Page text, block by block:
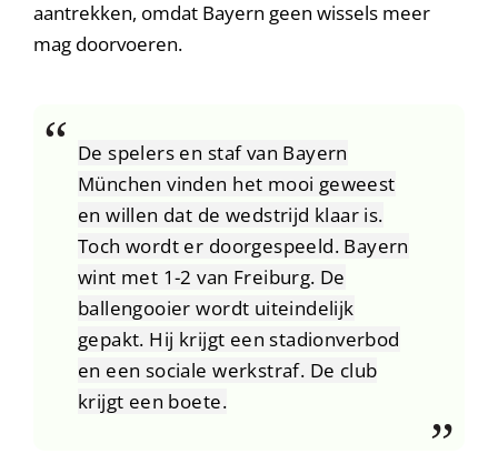
aantrekken, omdat Bayern geen wissels meer
mag doorvoeren.
De spelers en staf van Bayern
München vinden het mooi geweest
en willen dat de wedstrijd klaar is.
Toch wordt er doorgespeeld. Bayern
wint met 1-2 van Freiburg. De
ballengooier wordt uiteindelijk
gepakt. Hij krijgt een stadionverbod
en een sociale werkstraf. De club
krijgt een boete.